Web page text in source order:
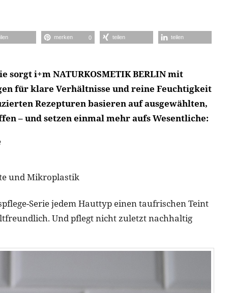
merken 0 teilen teilen
sorgt i+m NATURKOSMETIK BERLIN mit
für klare Verhältnisse und reine Feuchtigkeit
Rezepturen basieren auf ausgewählten,
– und setzen einmal mehr aufs Wesentliche:
und Mikroplastik
Serie jedem Hauttyp einen taufrischen Teint
Und pflegt nicht zuletzt nachhaltig